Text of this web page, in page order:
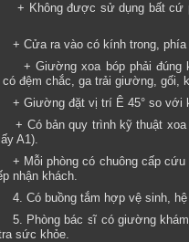
+ Không được sử dụng bất cứ
+ Cửa ra vào có kính trong,
+ Giường xoa bóp phải
có đệm chắc, ga trải giường, gối,
+ Giường đặt vị trí Ê 45° so với
+ Có bản quy trình kỹ thuật
A1).
+ Mỗi phòng có chuông cấp
nhận khách.
4. Có buồng tắm hợp vệ sinh,
5. Phòng bác sĩ có giường
sức khỏe.